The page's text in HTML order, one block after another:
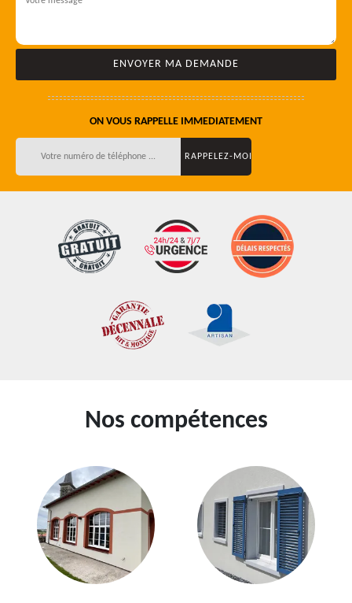
ON VOUS RAPPELLE IMMEDIATEMENT
Nos compétences